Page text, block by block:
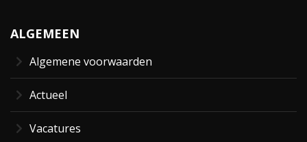
ALGEMEEN
Algemene voorwaarden
Actueel
Vacatures